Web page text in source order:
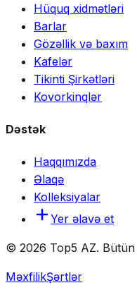
Hüquq xidmətləri
Barlar
Gözəllik və baxım
Kafelər
Tikinti Şirkətləri
Kovorkinqlər
Dəstək
Haqqımızda
Əlaqə
Kolleksiyalar
Yer əlavə et
© 2026 Top5 AZ.
MəxfilikŞərtlər